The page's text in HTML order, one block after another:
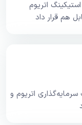
اتریوم
هم قرار داد
اتریوم و